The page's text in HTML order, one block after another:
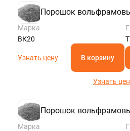
Порошок
Марка
ВК20
Узнать цену В корзину
Узнать
Порошок
Марка